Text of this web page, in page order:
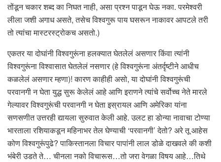
तोंडून चकार शब्द का निघत नाही, असा प्रश्न पाडून घेऊ नका. परमेश्वरी
लीला जशी अगाध असते, तसेच विश्वगुरू पाय घसरून नाकावर आपटले तरी
तो त्यांचा मास्टरस्ट्रोकच असतो.)
एकतर या दोघांनी विश्वगुरूंना हलक्यात घेतलेलं असणार किंवा त्यांनी
विश्वगुरूंना विश्वासात घेतलेलं नसणार (हे विश्वगुरूंना अंतर्दृष्टीने आधीच
कळलेलं असणार म्हणा)! कारण काहीही असो, या दोघांनी विश्वगुरूंची
परवानगी न घेता युद्ध सुरू केलेलं आहे आणि इराणने त्यांचे सर्वोच्च नेते मारले
गेल्यावर विश्वगुरूंची परवानगी न घेता इस्रायल आणि अमेरिका यांना
सणसणीत उत्तरही द्यायला सुरुवात केली आहे. उलट हा डोन्या नावाचा टोण्या
भारताला रशियाकडून महिनाभर तेल घेण्याची ‘परवानगी’ देतो? अरे तू आहेस
कोण विश्वगुरूंपुढे? पाकिस्तानला विचार पापांनी लाल डोळे दाखवले की कशी
भंबेरी उडते ते… चीनला नको विचारूस…तो जरा वेगळा विषय आहे…तिथे